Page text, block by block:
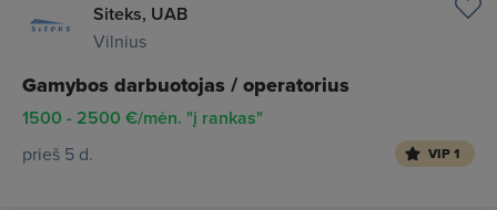
Siteks, UAB
Vilnius
Gamybos darbuotojas / operatorius
1500 - 2500 €/mėn. "į rankas"
prieš 5 d. VIP 1